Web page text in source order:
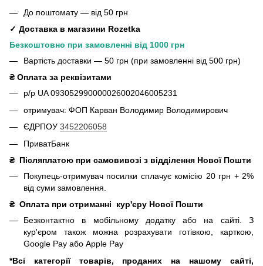
До поштомату — від 50 грн
✓ Доставка в магазини Rozetka
Безкоштовно при замовленні від 1000 грн
Вартість доставки — 50 грн (при замовленні від 500 грн)
₴ Оплата за реквізитами
р/р UA 093052990000026002046005231
отримувач: ФОП Карван Володимир Володимирович
ЄДРПОУ 3452206058
ПриватБанк
₴ Післяплатою при самовивозі з відділення Нової Пошти
Покупець-отримувач посилки сплачує комісію 20 грн + 2%
від суми замовлення.
₴ Оплата при отриманні
кур'єру Нової Пошти
Безконтактно в мобільному додатку або на сайті. З
кур'єром також можна розрахувати готівкою, карткою,
Google Pay або Apple Pay
*Всі категорії товарів, проданих на нашому сайті,